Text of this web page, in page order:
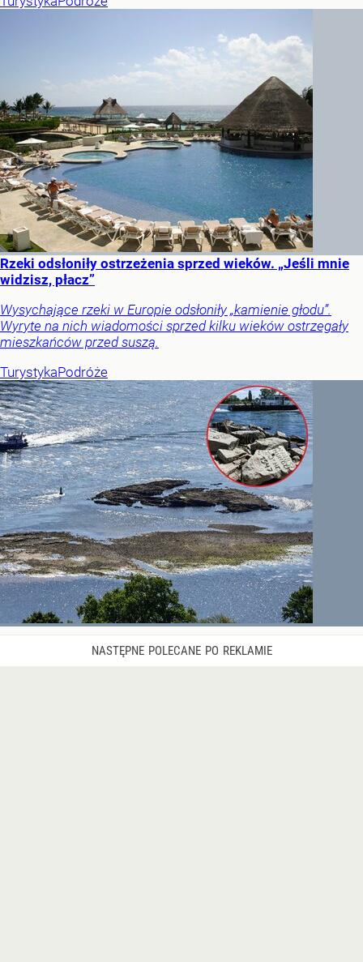
Rzeki odsłoniły ostrzeżenia sprzed wieków. „Jeśli mnie
widzisz, płacz”
Wysychające rzeki w Europie odsłoniły „kamienie głodu”.
Wyryte na nich wiadomości sprzed kilku wieków ostrzegały
mieszkańców przed suszą.
TurystykaPodróże